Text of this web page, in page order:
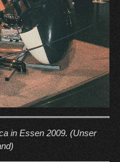
in Essen 2009. (Unser